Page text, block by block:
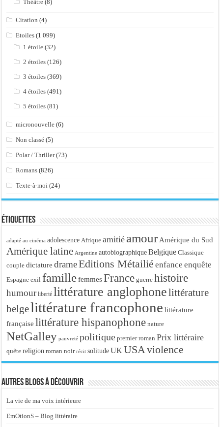
Théâtre (8)
Citation (4)
Etoiles (1 099)
1 étoile (32)
2 étoiles (126)
3 étoiles (369)
4 étoiles (491)
5 étoiles (81)
micronouvelle (6)
Non classé (5)
Polar / Thriller(73)
Romans (826)
Texte-à-moi (24)
Étiquettes
adapté au cinéma adolescence Afrique amitié amour Amérique du Sud
Amérique latine Argentine autobiographique Belgique Classique
couple dictature drameEditions Métailié enfance enquête
Espagne exil famille femmes France guerre histoire
humour liberté littérature anglophonelittérature
belgelittérature francophone littérature
française littérature hispanophone nature
NetGalley pauvreté politique premier roman Prix littéraire
quête religion roman noir récit solitude UK USAviolence
Autres blogs à découvrir
La vie de ma voix intérieure
EmOtionS – Blog littéraire